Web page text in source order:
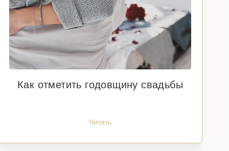
Как отметить годовщину свадьбы
Читать